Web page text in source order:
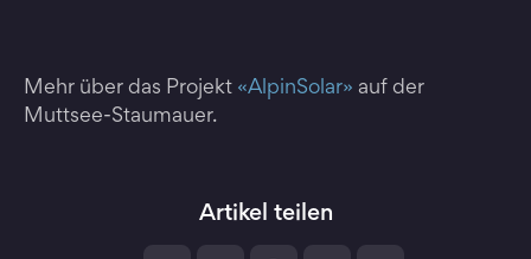
Mehr über das Projekt «AlpinSolar» auf der
Muttsee-Staumauer.
Artikel teilen